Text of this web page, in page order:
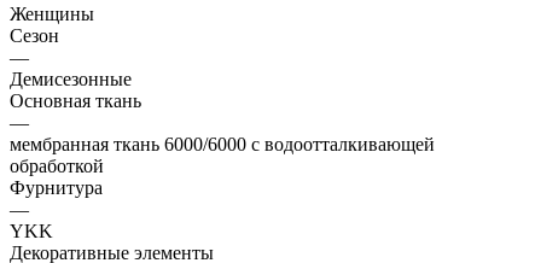
Женщины
Сезон
—
Демисезонные
Основная ткань
—
мембранная ткань 6000/6000 с водоотталкивающей
обработкой
Фурнитура
—
YKK
Декоративные элементы